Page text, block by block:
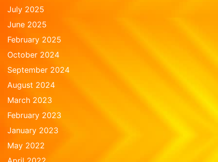
July 2025
June 2025
February 2025
October 2024
September 2024
August 2024
March 2023
February 2023
January 2023
May 2022